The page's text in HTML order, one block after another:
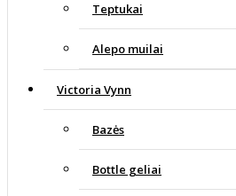
Teptukai
Alepo muilai
Victoria Vynn
Bazės
Bottle geliai